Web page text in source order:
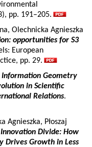
pp. 191–205.
Olechnicka Agnieszka
opportunities for S3
European
pp. 29.
Information Geometry
in Scientific
Relations.
Agnieszka, Płoszaj
Innovation Divide: How
Drives Growth in Less